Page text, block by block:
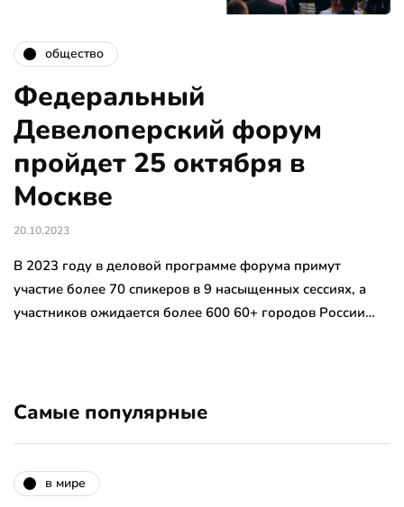
общество
Федеральный
Девелоперский форум
пройдет 25 октября в
Москве
20.10.2023
В 2023 году в деловой программе форума примут
участие более 70 спикеров в 9 насыщенных сессиях, а
участников ожидается более 600 60+ городов России…
Самые популярные
в мире